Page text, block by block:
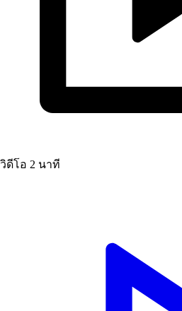
วิดีโอ 2 นาที